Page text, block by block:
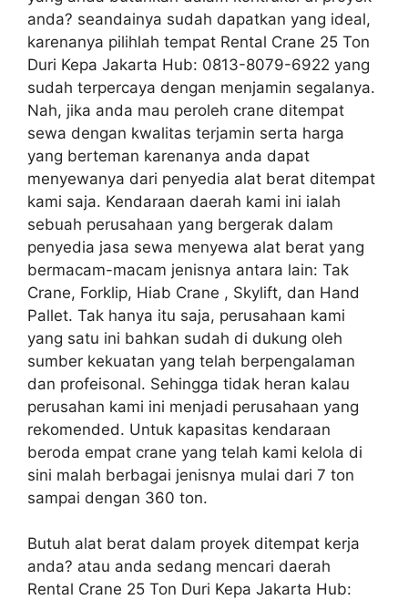
anda? seandainya sudah dapatkan yang ideal,
karenanya pilihlah tempat Rental Crane 25 Ton
Duri Kepa Jakarta Hub: 0813-8079-6922 yang
sudah terpercaya dengan menjamin segalanya.
Nah, jika anda mau peroleh crane ditempat
sewa dengan kwalitas terjamin serta harga
yang berteman karenanya anda dapat
menyewanya dari penyedia alat berat ditempat
kami saja. Kendaraan daerah kami ini ialah
sebuah perusahaan yang bergerak dalam
penyedia jasa sewa menyewa alat berat yang
bermacam-macam jenisnya antara lain: Tak
Crane, Forklip, Hiab Crane , Skylift, dan Hand
Pallet. Tak hanya itu saja, perusahaan kami
yang satu ini bahkan sudah di dukung oleh
sumber kekuatan yang telah berpengalaman
dan profeisonal. Sehingga tidak heran kalau
perusahan kami ini menjadi perusahaan yang
rekomended. Untuk kapasitas kendaraan
beroda empat crane yang telah kami kelola di
sini malah berbagai jenisnya mulai dari 7 ton
sampai dengan 360 ton.
Butuh alat berat dalam proyek ditempat kerja
anda? atau anda sedang mencari daerah
Rental Crane 25 Ton Duri Kepa Jakarta Hub: